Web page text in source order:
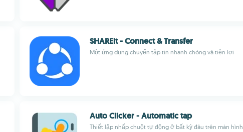
SHAREit - Connect & Transfer
Một ứng dụng chuyển tập tin nhanh chóng và tiện lợi
Auto Clicker - Automatic tap
Thiết lập nhấp chuột tự động ở bất kỳ đâu trên màn hình